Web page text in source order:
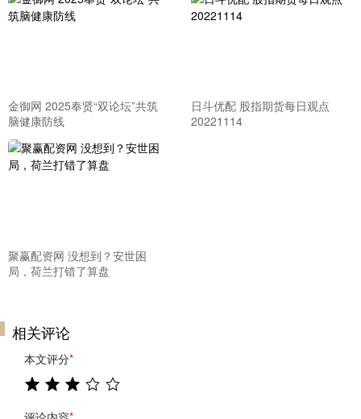
金御网 2025奉贤“双论坛”共筑
脑健康防线
日斗优配 股指期货每日观点
20221114
聚赢配资网 没想到？安世困
局，荷兰打错了算盘
相关评论
本文评分*